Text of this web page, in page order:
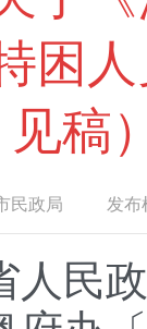
困
见稿
民政局 发布
民政